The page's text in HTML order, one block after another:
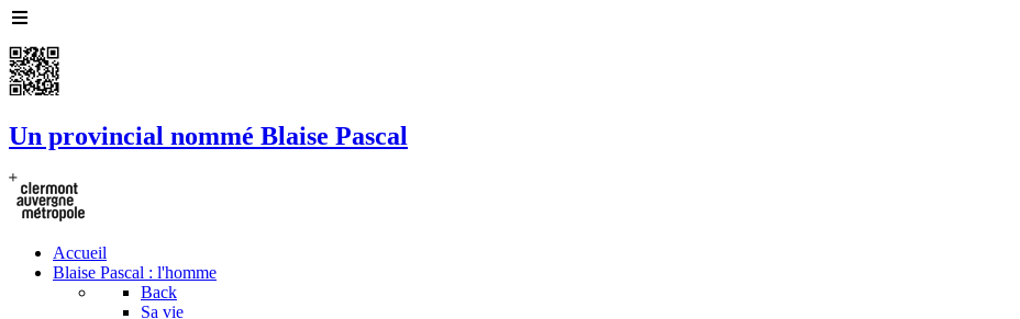
Un provincial nommé Blaise Pascal
Accueil
Blaise Pascal : l'homme
Back
Sa vie